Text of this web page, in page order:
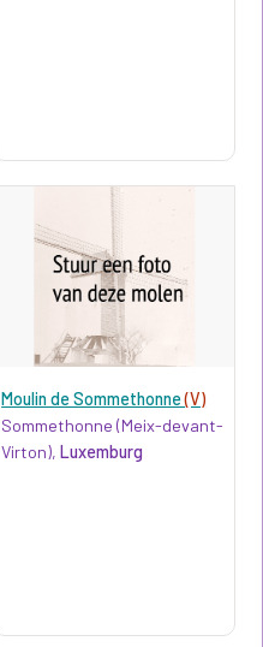
Moulin de Sommethonne(V)
Sommethonne (Meix-devant-
Virton),Luxemburg